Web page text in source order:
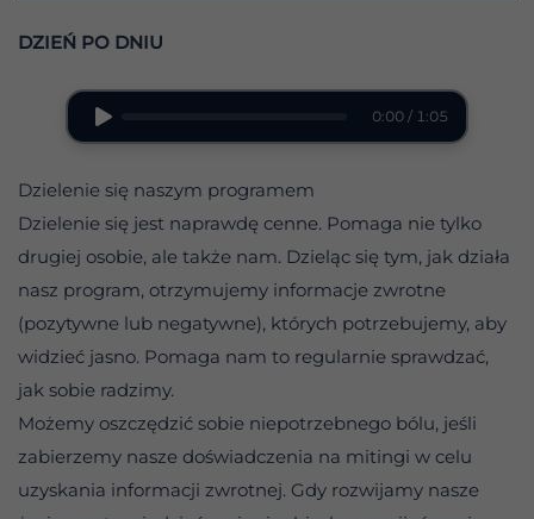
DZIEŃ PO DNIU
0:00 / 1:05
Dzielenie się naszym programem
Dzielenie się jest naprawdę cenne. Pomaga nie tylko
drugiej osobie, ale także nam. Dzieląc się tym, jak działa
nasz program, otrzymujemy informacje zwrotne
(pozytywne lub negatywne), których potrzebujemy, aby
widzieć jasno. Pomaga nam to regularnie sprawdzać,
jak sobie radzimy.
Możemy oszczędzić sobie niepotrzebnego bólu, jeśli
zabierzemy nasze doświadczenia na mitingi w celu
uzyskania informacji zwrotnej. Gdy rozwijamy nasze